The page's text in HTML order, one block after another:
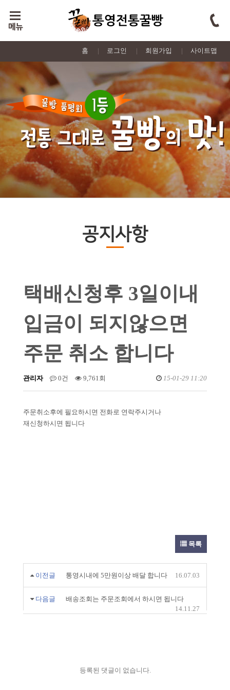
홈 | 로그인 | 회원가입 | 사이트맵
공지사항
택배신청후 3일이내
입금이 되지않으면
주문 취소 합니다
관리자 0건 9,761회 15-01-29 11:20
주문취소후에 필요하시면 전화로 연락주시거나
재신청하시면 됩니다
목록
이전글 통영시내에 5만원이상 배달 합니다 16.07.03
다음글
배송조회는 주문조회에서 하시면 됩니다
14.11.27
등록된 댓글이 없습니다.